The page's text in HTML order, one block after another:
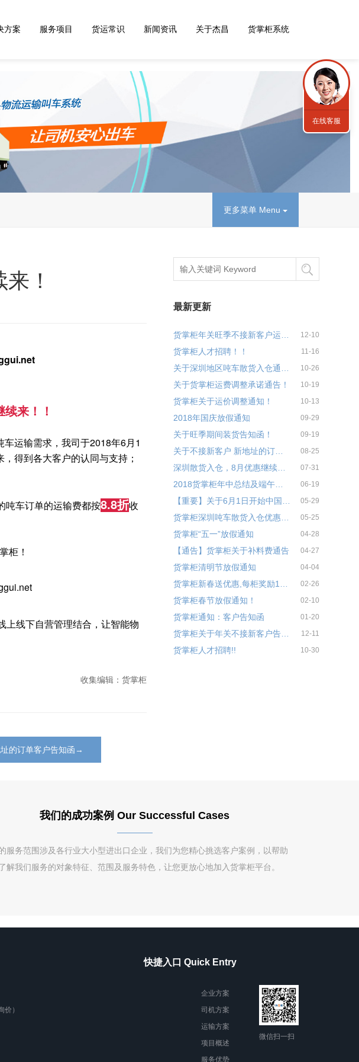
方案 服务项目 货运常识 新闻资讯 关于杰昌 货掌柜系统
更多菜单 Menu
！
来！！
运输需求，我司于2018年6月1
得到各大客户的认同与支持；
吨车订单的运输费都按8.8折收
柜！
上线下自营管理结合，让智能物
收集编辑：货掌柜
的订单客户告知函→
最新更新
货掌柜年关旺季不接新客户运输通告！ 12-10
货掌柜人才招聘！！ 11-16
关于深圳地区吨车散货入仓通告！ 10-26
关于货掌柜运费调整承诺通告！ 10-19
货掌柜关于运价调整通知！ 10-13
2018年国庆放假通知 09-29
关于旺季期间装货告知函！ 09-19
关于不接新客户 新地址的订单客户告知函 08-25
深圳散货入仓，8月优惠继续来！ 07-31
2018货掌柜年中总结及端午聚会完满结束 06-19
【重要】关于6月1日开始中国起运切换新的舱单系统通知 05-29
货掌柜深圳吨车散货入仓优惠通告！ 05-25
货掌柜“五一”放假通知 04-28
【通告】货掌柜关于补料费通告 04-27
货掌柜清明节放假通知 04-04
货掌柜新春送优惠,每柜奖励100元！ 02-26
货掌柜春节放假通知！ 02-10
货掌柜通知：客户告知函 01-20
货掌柜关于年关不接新客户告之函！ 12-11
货掌柜人才招聘!! 10-30
我们的成功案例 Our Successful Cases
服务范围涉及各行业大小型进出口企业，我们为您精心挑选客户案例，以帮助
解我们服务的对象特征、范围及服务特色，让您更放心地加入货掌柜平台。
）
快捷入口 Quick Entry
企业方案
司机方案
运输方案
项目概述
服务优势
微信扫一扫
在线客服